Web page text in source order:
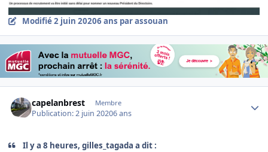
Modifié2 juin 20206 ans par assouan
capelanbrest Membre
Publication:2 juin 20206 ans
Il y a 8 heures, gilles_tagada a dit :